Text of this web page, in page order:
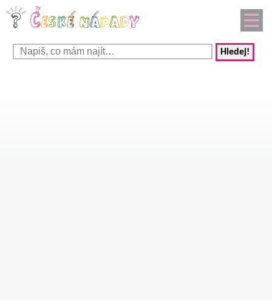
Hledej!